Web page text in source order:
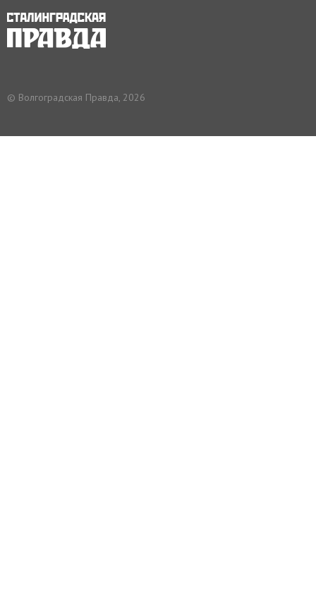
© Волгоградская Правда, 2026